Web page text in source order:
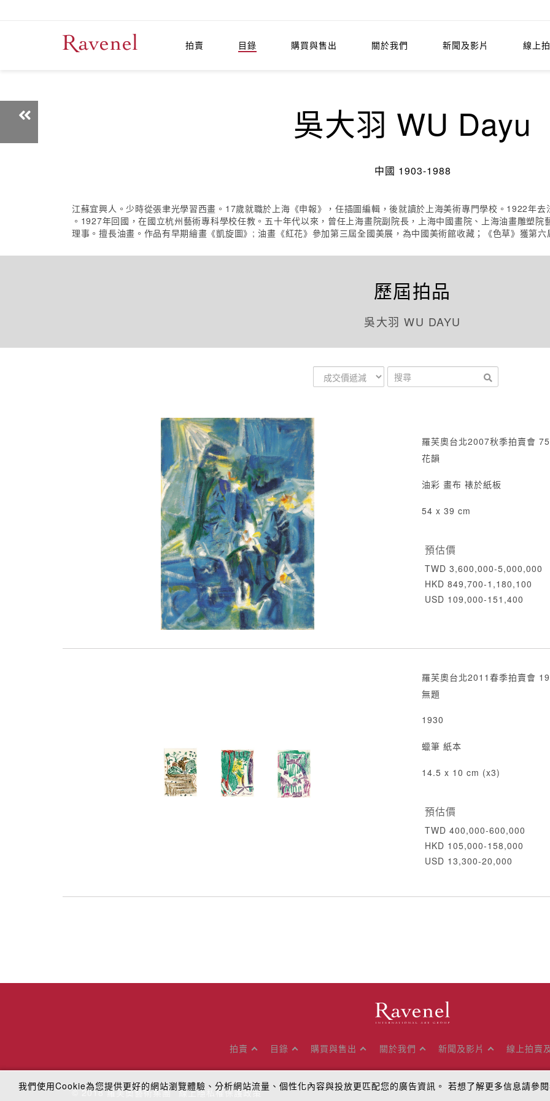
拍賣 目錄 購買與售出 關於我們 新聞及影片 線上
吳大羽 WU Dayu
中國 1903-1988
江蘇宜興人。少時從張聿光學習西畫。17歲就職於上海《申報》，任插圖編輯，後就讀於上海美術專門學校。1922年
。1927年回國，在國立杭州藝術專科學校任教。五十年代以來，曾任上海畫院副院長，上海中國畫院、上海油畫雕塑
理事。擅長油畫。作品有早期繪畫《凱旋圖》; 油畫《紅花》參加第三屆全國美展，為中國美術館收藏；《色草》獲第
歷屆拍品
吳大羽 WU DAYU
羅芙奧台北2007秋季拍賣會 75
花韻
油彩 畫布 裱於紙板
54 x 39 cm
預估價
TWD 3,600,000-5,000,000
HKD 849,700-1,180,100
USD 109,000-151,400
羅芙奧台北2011春季拍賣會
無題
1930
蠟筆 紙本
14.5 x 10 cm (x3)
預估價
TWD 400,000-600,000
HKD 105,000-158,000
USD 13,300-20,000
拍賣 目錄 購買與售出 關於我們 新聞及影片 線上拍賣
© 2018羅芙奧藝術集團 線上隱私權保護政策
我們使用Cookie為您提供更好的網站瀏覽體驗、分析網站流量、個性化內容與投放更匹配您的廣告資訊。 若想了解更多信息請參